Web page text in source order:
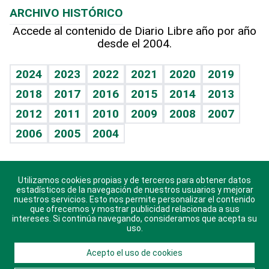
Hablando con el pediatra
Vida y familia
Eñe
Celebrando la vida
Sin complejos
En pocas palabras
Escuchando al corazón
Economía Personal
Línea de hit
TBT Deportivo
Más firmas
Hecho en casa
Guía del dinero
Cumpleaños
Horóscopos
Crucigramas
ARCHIVO HISTÓRICO
Accede al contenido de Diario Libre año por año
desde el 2004.
2024 2023 2022 2021 2020
2019
2018
2017 2016 2015 2014
2013
2012
2011 2010 2009 2008
2007
2006
2005 2004
Descarga nuestras aplicaciones para Android, iOS y
sistema Huawei.
© 2021 Diario Libre, todos los derechos reservados.
Utilizamos cookies propias y de terceros para obtener datos
estadísticos de la navegación de nuestros usuarios y mejorar
nuestros servicios. Esto nos permite personalizar el contenido
que ofrecemos y mostrar publicidad relacionada a sus
intereses. Si continúa navegando, consideramos que acepta su
uso.
Acepto el uso de cookies